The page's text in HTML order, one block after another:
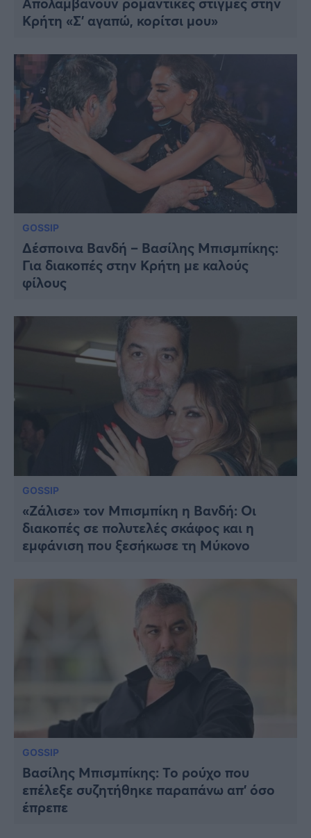
Κρήτη «Σ’ αγαπώ, κορίτσι μου»
GOSSIP
Δέσποινα Βανδή – Βασίλης Μπισμπίκης:
Για διακοπές στην Κρήτη με καλούς
φίλους
GOSSIP
«Ζάλισε» τον Μπισμπίκη η Βανδή: Οι
διακοπές σε πολυτελές σκάφος και η
εμφάνιση που ξεσήκωσε τη Μύκονο
GOSSIP
Βασίλης Μπισμπίκης: Το ρούχο που
επέλεξε συζητήθηκε παραπάνω απ’ όσο
έπρεπε